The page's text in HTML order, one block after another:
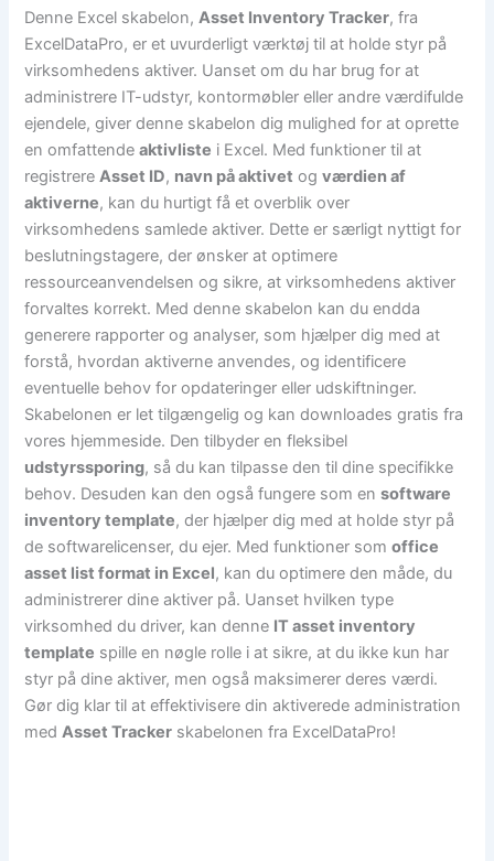
Denne Excel skabelon,Asset Inventory Tracker, fra
ExcelDataPro, er et uvurderligt værktøj til at holde styr på
virksomhedens aktiver. Uanset om du har brug for at
administrere IT-udstyr, kontormøbler eller andre værdifulde
ejendele, giver denne skabelon dig mulighed for at oprette
en omfattendeaktivliste i Excel. Med funktioner til at
registrereAsset ID, navn på aktivet ogværdien af
aktiverne, kan du hurtigt få et overblik over
virksomhedens samlede aktiver. Dette er særligt nyttigt for
beslutningstagere, der ønsker at optimere
ressourceanvendelsen og sikre, at virksomhedens aktiver
forvaltes korrekt. Med denne skabelon kan du endda
generere rapporter og analyser, som hjælper dig med at
forstå, hvordan aktiverne anvendes, og identificere
eventuelle behov for opdateringer eller udskiftninger.
Skabelonen er let tilgængelig og kan downloades gratis fra
vores hjemmeside. Den tilbyder en fleksibel
udstyrssporing, så du kan tilpasse den til dine specifikke
behov. Desuden kan den også fungere som ensoftware
inventory template, der hjælper dig med at holde styr på
de softwarelicenser, du ejer. Med funktioner somoffice
asset list format in Excel, kan du optimere den måde, du
administrerer dine aktiver på. Uanset hvilken type
virksomhed du driver, kan denne IT asset inventory
template spille en nøgle rolle i at sikre, at du ikke kun har
styr på dine aktiver, men også maksimerer deres værdi.
Gør dig klar til at effektivisere din aktiverede administration
medAsset Tracker skabelonen fra ExcelDataPro!